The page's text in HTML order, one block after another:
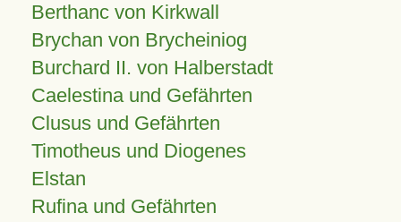
Berthanc von Kirkwall
Brychan von Brycheiniog
Burchard II. von Halberstadt
Caelestina und Gefährten
Clusus und Gefährten
Timotheus und Diogenes
Elstan
Rufina und Gefährten